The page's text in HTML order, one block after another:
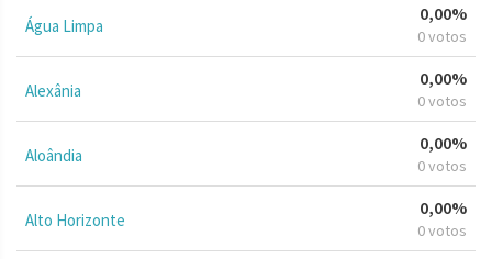
Água Limpa
0,00%
0 votos
Alexânia
0,00%
0 votos
Aloândia
0,00%
0 votos
Alto Horizonte
0,00%
0 votos